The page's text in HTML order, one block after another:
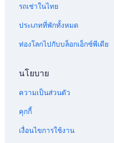
รถเช่าในไทย
ประเภทที่พักทั้งหมด
ท่องโลกไปกับบล็อกเอ็กซ์พีเดีย
นโยบาย
ความเป็นส่วนตัว
คุกกี้
เงื่อนไขการใช้งาน